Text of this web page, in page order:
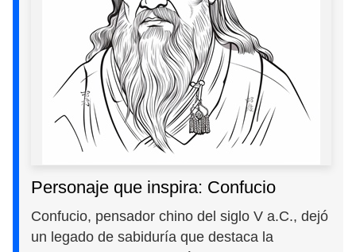
Personaje que inspira: Confucio
Confucio, pensador chino del siglo V a.C., dejó
un legado de sabiduría que destaca la